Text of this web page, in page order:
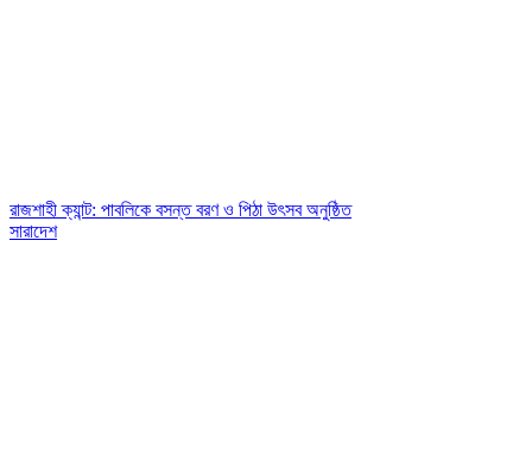
রাজশাহী ক্যান্ট: পাবলিকে বসন্ত বরণ ও পিঠা উৎসব অনুষ্ঠিত
সারাদেশ